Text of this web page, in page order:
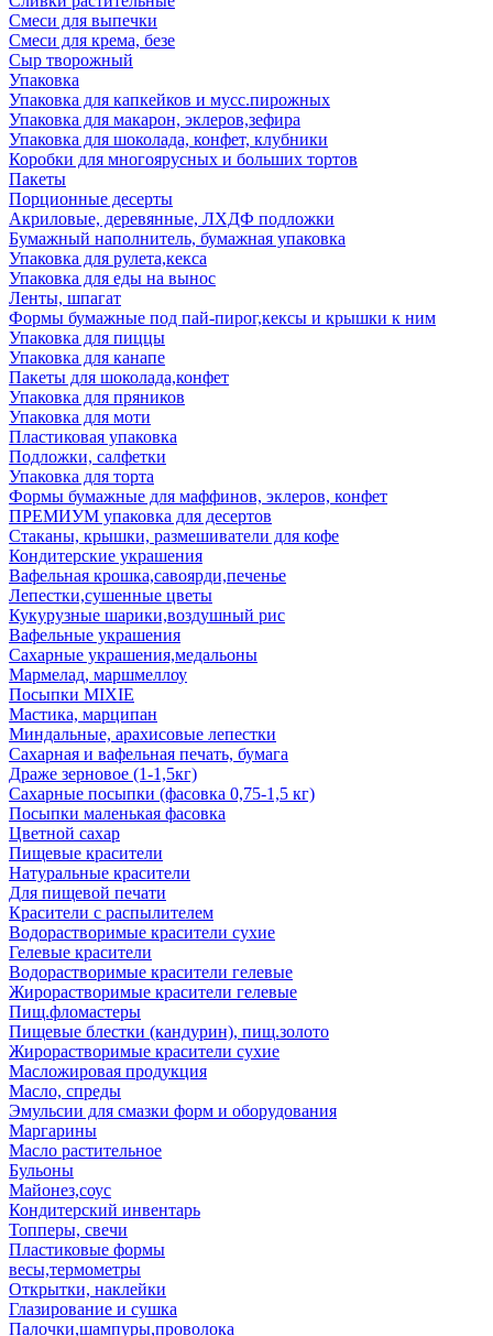
Смеси для выпечки
Смеси для крема, безе
Сыр творожный
Упаковка
Упаковка для капкейков и мусс.пирожных
Упаковка для макарон, эклеров,зефира
Упаковка для шоколада, конфет, клубники
Коробки для многоярусных и больших тортов
Пакеты
Порционные десерты
Акриловые, деревянные, ЛХДФ подложки
Бумажный наполнитель, бумажная упаковка
Упаковка для рулета,кекса
Упаковка для еды на вынос
Ленты, шпагат
Формы бумажные под пай-пирог,кексы и крышки к ним
Упаковка для пиццы
Упаковка для канапе
Пакеты для шоколада,конфет
Упаковка для пряников
Упаковка для моти
Пластиковая упаковка
Подложки, салфетки
Упаковка для торта
Формы бумажные для маффинов, эклеров, конфет
ПРЕМИУМ упаковка для десертов
Стаканы, крышки, размешиватели для кофе
Кондитерские украшения
Вафельная крошка,савоярди,печенье
Лепестки,сушенные цветы
Кукурузные шарики,воздушный рис
Вафельные украшения
Сахарные украшения,медальоны
Мармелад, маршмеллоу
Посыпки MIXIE
Мастика, марципан
Миндальные, арахисовые лепестки
Сахарная и вафельная печать, бумага
Драже зерновое (1-1,5кг)
Сахарные посыпки (фасовка 0,75-1,5 кг)
Посыпки маленькая фасовка
Цветной сахар
Пищевые красители
Натуральные красители
Для пищевой печати
Красители с распылителем
Водорастворимые красители сухие
Гелевые красители
Водорастворимые красители гелевые
Жирорастворимые красители гелевые
Пищ.фломастеры
Пищевые блестки (кандурин), пищ.золото
Жирорастворимые красители сухие
Масложировая продукция
Масло, спреды
Эмульсии для смазки форм и оборудования
Маргарины
Масло растительное
Бульоны
Майонез,соус
Кондитерский инвентарь
Топперы, свечи
Пластиковые формы
весы,термометры
Открытки, наклейки
Глазирование и сушка
Палочки,шампуры,проволока